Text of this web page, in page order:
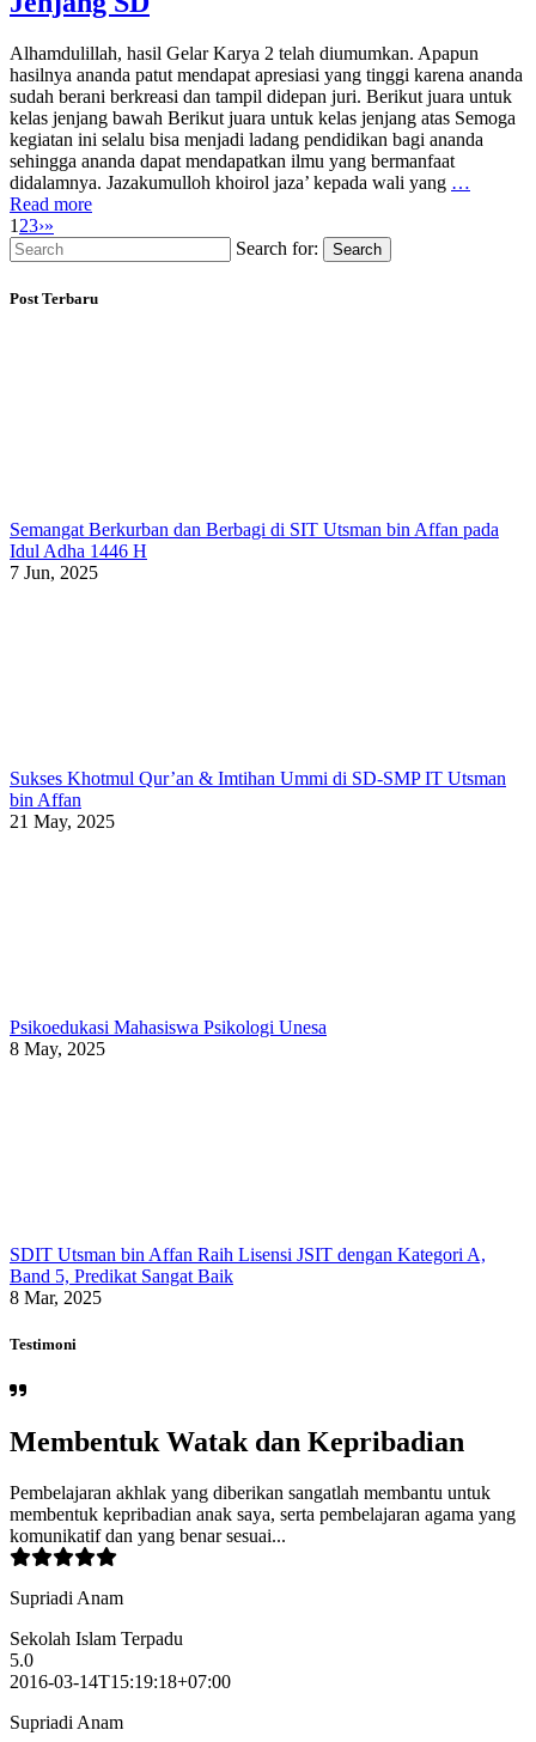
Alhamdulillah, hasil Gelar Karya 2 telah diumumkan. Apapun
hasilnya ananda patut mendapat apresiasi yang tinggi karena ananda
sudah berani berkreasi dan tampil didepan juri. Berikut juara untuk
kelas jenjang bawah Berikut juara untuk kelas jenjang atas Semoga
kegiatan ini selalu bisa menjadi ladang pendidikan bagi ananda
sehingga ananda dapat mendapatkan ilmu yang bermanfaat
didalamnya. Jazakumulloh khoirol jaza’ kepada wali yang …
Read more
1 23›»
Search for:
Search
Post Terbaru
Semangat Berkurban dan Berbagi di SIT Utsman bin Affan pada
Idul Adha 1446 H
7 Jun, 2025
Sukses Khotmul Qur’an & Imtihan Ummi di SD-SMP IT Utsman
bin Affan
21 May, 2025
Psikoedukasi Mahasiswa Psikologi Unesa
8 May, 2025
SDIT Utsman bin Affan Raih Lisensi JSIT dengan Kategori A,
Band 5, Predikat Sangat Baik
8 Mar, 2025
Testimoni
Membentuk Watak dan Kepribadian
Pembelajaran akhlak yang diberikan sangatlah membantu untuk
membentuk kepribadian anak saya, serta pembelajaran agama yang
komunikatif dan yang benar sesuai...
Supriadi Anam
Sekolah Islam Terpadu
5.0
2016-03-14T15:19:18+07:00
Supriadi Anam